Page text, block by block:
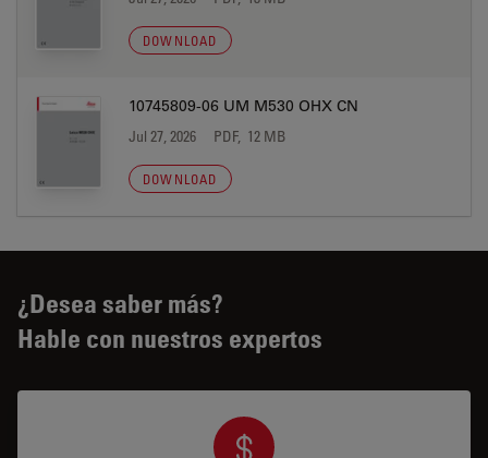
DOWNLOAD
10745809-06 UM M530 OHX CN
Jul 27, 2026 PDF, 12 MB
DOWNLOAD
¿Desea saber más?
Hable con nuestros expertos